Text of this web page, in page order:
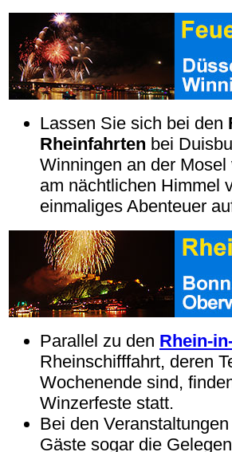
Lassen Sie sich bei den
Rheinfahrten bei
Winningen an der
am nächtlichen Himmel
einmaliges Abenteuer
Parallel zu den Rhein-
Rheinschifffahrt, deren
Wochenende sind,
Winzerfeste statt.
Bei den
Gäste sogar die